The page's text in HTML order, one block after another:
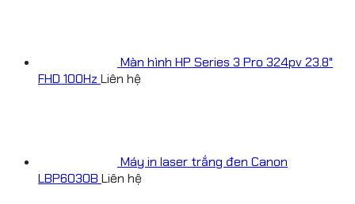
Màn hình HP Series 3 Pro 324pv 23.8"
FHD 100Hz Liên hệ
Máy in laser trắng đen Canon
LBP6030B Liên hệ